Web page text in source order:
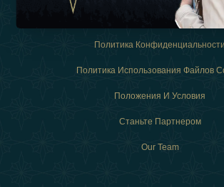
Связаться
Политика Конфиденциальности
Политика Использования Файлов
Положения И Условия
Станьте Партнером
Our Team